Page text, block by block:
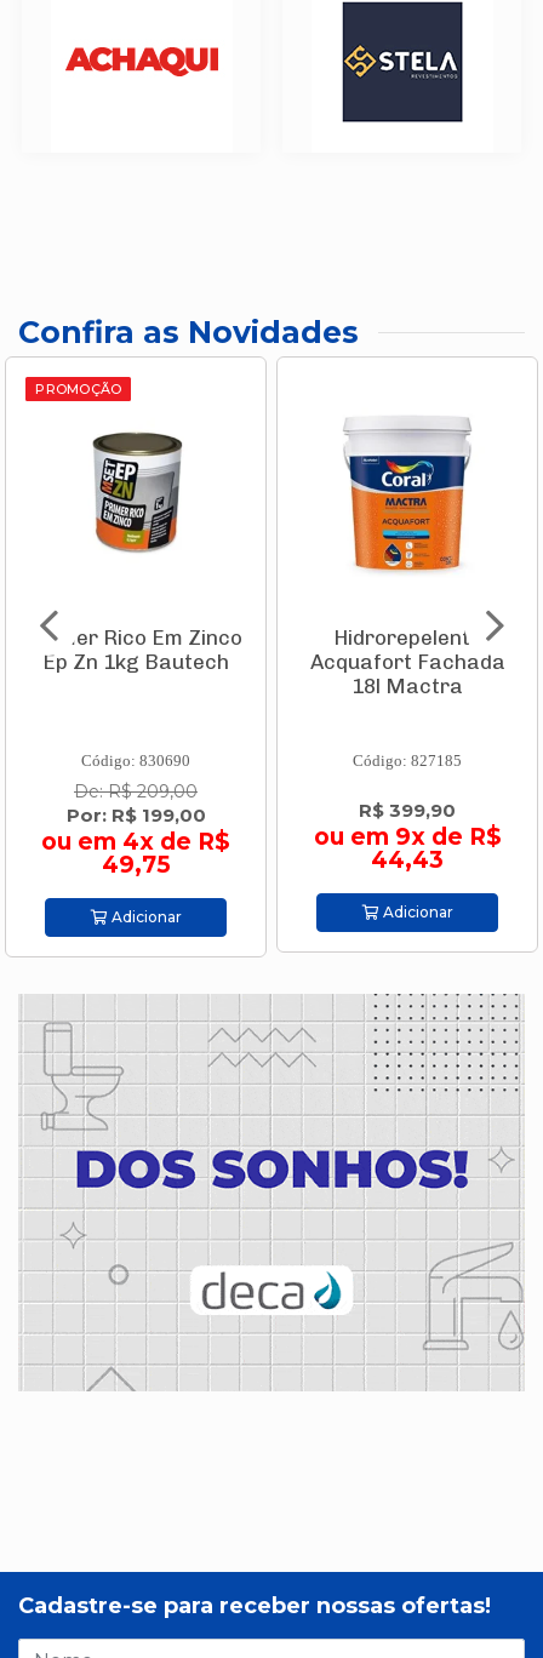
Confira as Novidades
PROMOÇÃO
Primer Rico Em Zinco
Ep Zn 1kg Bautech
Código: 830690
De: R$ 209,00
Por: R$ 199,00
ou em 4x de R$
49,75
Adicionar
Hidrorepelente
Acquafort Fachada
18l Mactra
Código: 827185
R$ 399,90
ou em 9x de R$
44,43
Adicionar
Cadastre-se para receber nossas ofertas!